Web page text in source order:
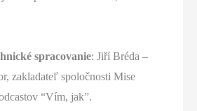
spracovanie: Jiří Bréda –
zakladateľ spoločnosti Mise
“Vím, jak”.